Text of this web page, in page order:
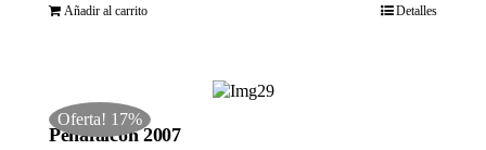
Añadir al carrito Detalles
Oferta! 17%
Peñafalcón 2007